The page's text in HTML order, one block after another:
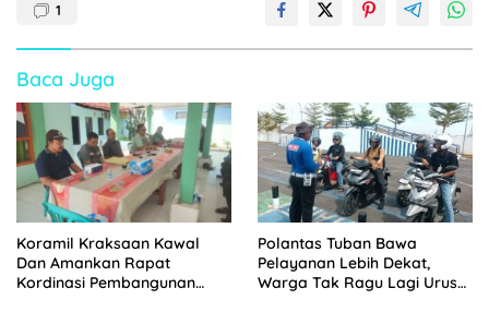
1
Baca Juga
Koramil Kraksaan Kawal
Dan Amankan Rapat
Kordinasi Pembangunan
Polantas Tuban Bawa
Pelayanan Lebih Dekat,
Warga Tak Ragu Lagi Urus